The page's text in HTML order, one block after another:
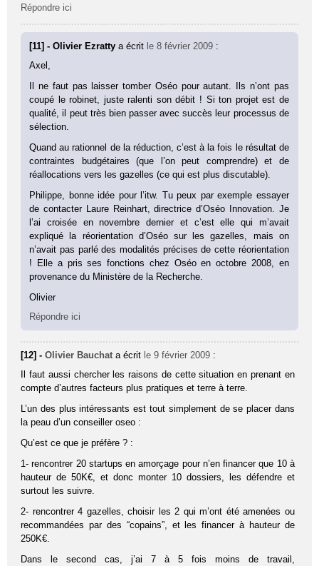
Répondre ici
[11] - Olivier Ezrattya écrit le 8 février 2009 :
Axel,
Il ne faut pas laisser tomber Oséo pour autant. Ils n’ont pas
coupé le robinet, juste ralenti son débit ! Si ton projet est de
qualité, il peut très bien passer avec succès leur processus de
sélection.
Quand au rationnel de la réduction, c’est à la fois le résultat de
contraintes budgétaires (que l’on peut comprendre) et de
réallocations vers les gazelles (ce qui est plus discutable).
Philippe, bonne idée pour l’itw. Tu peux par exemple essayer
de contacter Laure Reinhart, directrice d’Oséo Innovation. Je
l’ai croisée en novembre dernier et c’est elle qui m’avait
expliqué la réorientation d’Oséo sur les gazelles, mais on
n’avait pas parlé des modalités précises de cette réorientation
! Elle a pris ses fonctions chez Oséo en octobre 2008, en
provenance du Ministère de la Recherche.
Olivier
Répondre ici
[12] -Olivier Bauchat a écrit le 9 février 2009 :
Il faut aussi chercher les raisons de cette situation en prenant en
compte d’autres facteurs plus pratiques et terre à terre.
L’un des plus intéressants est tout simplement de se placer dans
la peau d’un conseiller oseo :
Qu’est ce que je préfère ? :
1- rencontrer 20 startups en amorçage pour n’en financer que 10 à
hauteur de 50K€, et donc monter 10 dossiers, les défendre et
surtout les suivre.
2- rencontrer 4 gazelles, choisir les 2 qui m’ont été amenées ou
recommandées par des “copains”, et les financer à hauteur de
250K€.
Dans le second cas, j’ai 7 à 5 fois moins de travail,